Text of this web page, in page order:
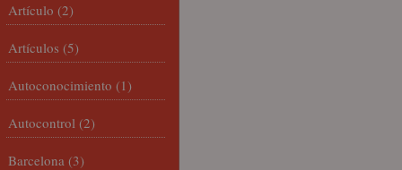
Artículo (2)
Artículos (5)
Autoconocimiento (1)
Autocontrol (2)
Barcelona (3)